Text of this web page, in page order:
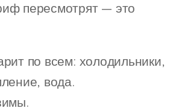
пересмотрят — это
по всем: холодильники,
вода.